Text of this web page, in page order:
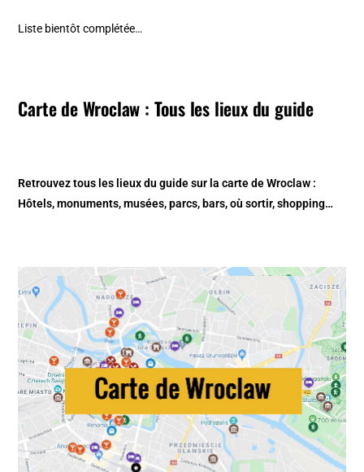
Liste bientôt complétée…
Carte de Wroclaw : Tous les lieux du guide
Retrouvez tous les lieux du guide sur lacarte de Wroclaw :
Hôtels, monuments, musées, parcs, bars, où sortir, shopping…